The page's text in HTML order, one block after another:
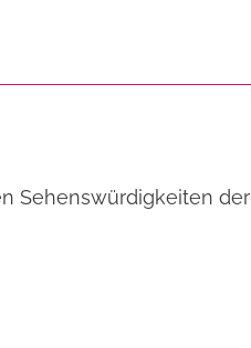
Sehenswürdigkeiten der